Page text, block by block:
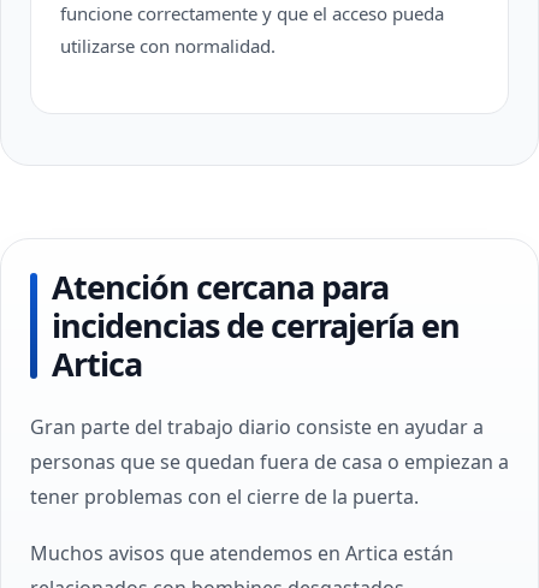
funcione correctamente y que el acceso pueda
utilizarse con normalidad.
Atención cercana para
incidencias de cerrajería en
Artica
Gran parte del trabajo diario consiste en ayudar a
personas que se quedan fuera de casa o empiezan a
tener problemas con el cierre de la puerta.
Muchos avisos que atendemos en Artica están